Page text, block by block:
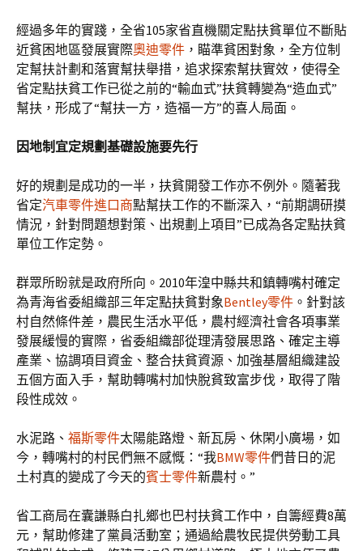
經過多年的實踐，全省105家省直機關定點扶貧單位不斷貼
近貧困地區發展實際奧迪零件 ，瞄準貧困對象，全方位制
定幫扶計劃和落實幫扶舉措，追求探索幫扶實效，使得全
省定點扶貧工作已從之前的“輸血式”扶貧轉變為“造血式”
幫扶，形成了“幫扶一方，造福一方”的喜人局面。
因地制宜定規劃基礎設施要先行
好的規劃是成功的一半，扶貧開發工作亦不例外。隨著我
省定汽車零件進口商點幫扶工作的不斷深入，“前期調研摸
情況，針對問題想對策、出規劃上項目”已成為各定點扶貧
單位工作定勢。
群眾所盼就是政府所向。2010年湟中縣共和鎮轉嘴村確定
為青海省委組織部三年定點扶貧對象Bentley零件 。針對該
村自然條件差，農民生活水平低，農村經濟社會各項事業
發展緩慢的實際，省委組織部從理清發展思路、確定主導
產業、協調項目資金、整合扶貧資源、加強基層組織建設
五個方面入手，幫助轉嘴村加快脫貧致富步伐，取得了階
段性成效。
水泥路、 福斯零件太陽能路燈、新瓦房、休閑小廣場，如
今，轉嘴村的村民們無不感慨：“我BMW零件們昔日的泥
土村真的變成了今天的賓士零件新農村。”
省工商局在囊謙縣白扎鄉也巴村扶貧工作中，自籌經費8萬
元，幫助修建了黨員活動室；通過給農牧民提供勞動工具